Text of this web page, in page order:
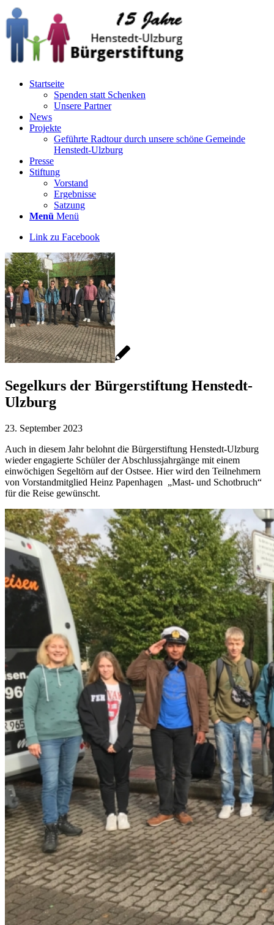
Startseite
Spenden statt Schenken
Unsere Partner
News
Projekte
Geführte Radtour durch unsere schöne Gemeinde
Henstedt-Ulzburg
Presse
Stiftung
Vorstand
Ergebnisse
Satzung
Menü Menü
Link zu Facebook
Segelkurs der Bürgerstiftung Henstedt-
Ulzburg
23. September 2023
Auch in diesem Jahr belohnt die Bürgerstiftung Henstedt-Ulzburg
wieder engagierte Schüler der Abschlussjahrgänge mit einem
einwöchigen Segeltörn auf der Ostsee. Hier wird den Teilnehmern
von Vorstandmitglied Heinz Papenhagen „Mast- und Schotbruch“
für die Reise gewünscht.